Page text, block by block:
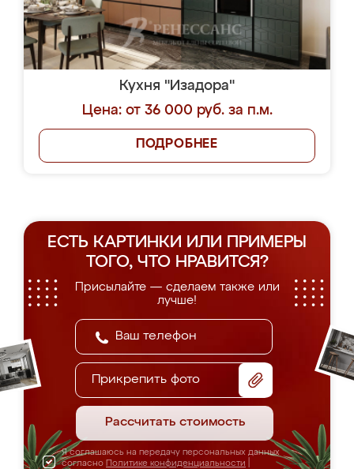
Кухня "Изадора"
Цена: от 36 000 руб. за п.м.
ПОДРОБНЕЕ
ЕСТЬ КАРТИНКИ ИЛИ ПРИМЕРЫ
ТОГО, ЧТО НРАВИТСЯ?
Присылайте — сделаем также или
лучше!
Прикрепить фото
Рассчитать стоимость
Я соглашаюсь на передачу персональных данных
согласно Политике конфиденциальности